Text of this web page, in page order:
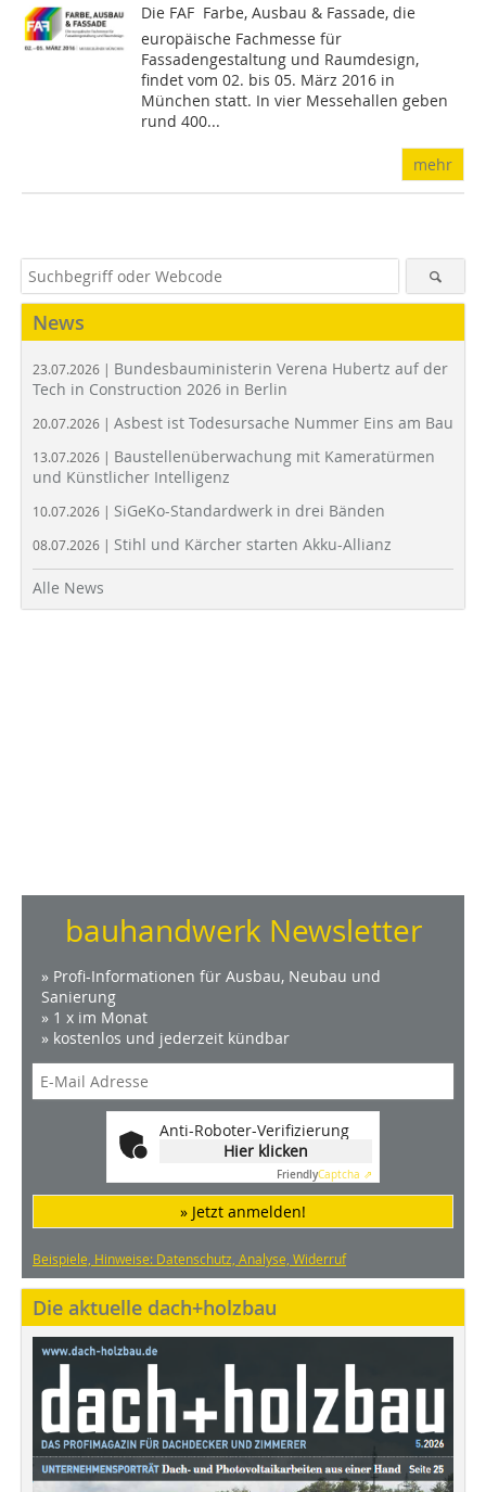
Die FAF  Farbe, Ausbau & Fas­sade, die
europäische Fachmesse für
Fassadengestaltung und Raumdesign,
findet vom 02. bis 05. März 2016 in
München statt. In vier Messehallen geben
rund 400...
mehr
News
23.07.2026 | Bundesbauministerin Verena Hubertz auf der
Tech in Construction 2026 in Berlin
20.07.2026 | Asbest ist Todesursache Nummer Eins am Bau
13.07.2026 | Baustellenüberwachung mit Kameratürmen
und Künstlicher Intelligenz
10.07.2026 | SiGeKo-Standardwerk in drei Bänden
08.07.2026 | Stihl und Kärcher starten Akku-Allianz
Alle News
bauhandwerk Newsletter
» Profi-Informationen für Ausbau, Neubau und
Sanierung
» 1 x im Monat
» kostenlos und jederzeit kündbar
Anti-Roboter-Verifizierung
Hier klicken
FriendlyCaptcha ⇗
» Jetzt anmelden!
Beispiele, Hinweise: Datenschutz, Analyse, Widerruf
Die aktuelle dach+holzbau